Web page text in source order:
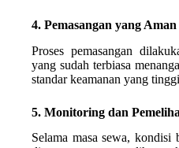
4. Pemasangan yang
Proses pemasangan
yang sudah terbiasa
standar keamanan yang
5. Monitoring dan
Selama masa sewa,